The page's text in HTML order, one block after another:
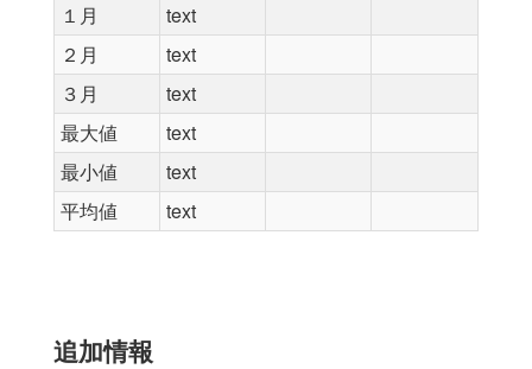
１月
text
２月
text
３月
text
最大値
text
最小値
text
平均値
text
追加情報